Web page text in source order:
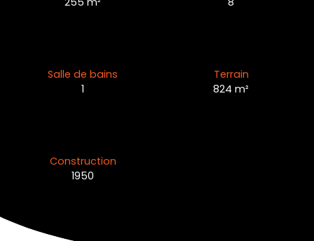
Salle de bains
1
Terrain
824m²
Construction
1950